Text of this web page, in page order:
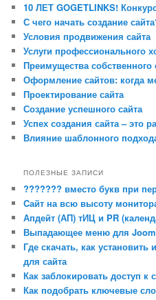
10 ЛЕТ GOGETLINKS!
С чего начать создание
Условия продвижения сайта
Услуги профессионального
Преимущества собственного
Оформление сайтов: когда
Проектирование сайта
Создание успешного сайта
Успех создания сайта – это
Влияние шаблонного
ПОЛЕЗНЫЕ ЗАПИСИ
??????? вместо букв при
Cайт на всю высоту
Апдейт (АП) тИЦ и PR
Выпадающее меню для
Где скачать, как
для сайта
Как заблокировать доступ к
Как подобрать ключевые